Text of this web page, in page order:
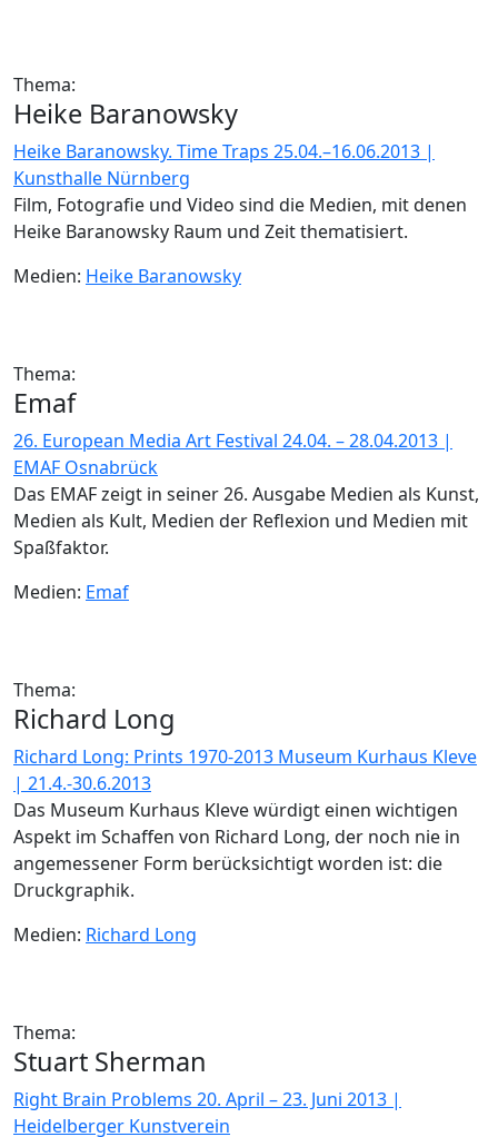
Thema:
Heike Baranowsky
Heike Baranowsky. Time Traps 25.04.–16.06.2013 |
Kunsthalle Nürnberg
Film, Fotografie und Video sind die Medien, mit denen
Heike Baranowsky Raum und Zeit thematisiert.
Medien: Heike Baranowsky
Thema:
Emaf
26. European Media Art Festival 24.04. – 28.04.2013 |
EMAF Osnabrück
Das EMAF zeigt in seiner 26. Ausgabe Medien als Kunst,
Medien als Kult, Medien der Reflexion und Medien mit
Spaßfaktor.
Medien: Emaf
Thema:
Richard Long
Richard Long: Prints 1970-2013 Museum Kurhaus Kleve
| 21.4.-30.6.2013
Das Museum Kurhaus Kleve würdigt einen wichtigen
Aspekt im Schaffen von Richard Long, der noch nie in
angemessener Form berücksichtigt worden ist: die
Druckgraphik.
Medien: Richard Long
Thema:
Stuart Sherman
Right Brain Problems 20. April – 23. Juni 2013 |
Heidelberger Kunstverein